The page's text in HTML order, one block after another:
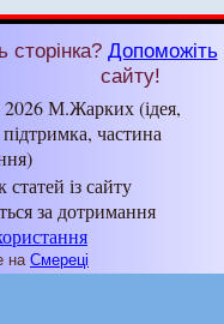
сторінка? Допоможіть
сайту!
М.Жарких (ідея,
частина
із сайту
за дотримання
на Смереці